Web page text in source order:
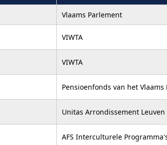
Vlaams Parlement
VIWTA
VIWTA
Pensioenfonds van het Vlaams
Unitas Arrondissement Leuven
AFS Interculturele